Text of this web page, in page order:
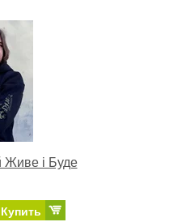
Живе і Буде
Купить